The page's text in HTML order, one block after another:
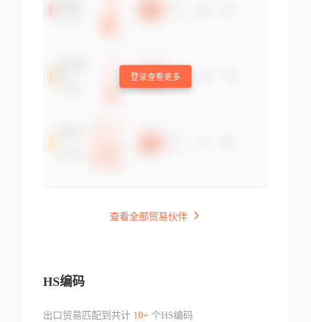
登录查看更多
查看全部贸易伙伴
HS编码
出口贸易匹配到共计 10+个HS编码